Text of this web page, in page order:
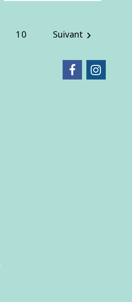
10 Suivant 